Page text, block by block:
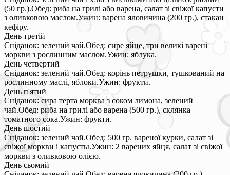
(50 гр.).Обед: риба на грилі або варена, салат зі свіжої капусти
з оливковою маслом.Ужин: варена яловичина (200 гр.), стакан
кефіру.
День третій
Сніданок: зелений чай.Обед: сире яйце, три великі варені
моркви з рослинним маслом.Ужин: яблука.
День четвертий
Сніданок: зелений чай.Обед: корінь петрушки, тушкований на
рослинному маслі, яблоки.Ужин: фрукти.
День п'ятий
Сніданок: сира терта морква з соком лимона, зелений
чай.Обед: риба на грилі або варена (500 гр.), склянка
томатного сока.Ужин: фрукти.
День шостий
Сніданок: зелений чай.Обед: 500 гр. вареної курки, салат зі
свіжої моркви і капусты.Ужин: 2 варених яйця, салат зі свіжої
моркви з оливковою олією.
День сьомий